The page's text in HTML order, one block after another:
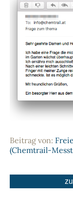
Beitrag von:
(Chemtrail-